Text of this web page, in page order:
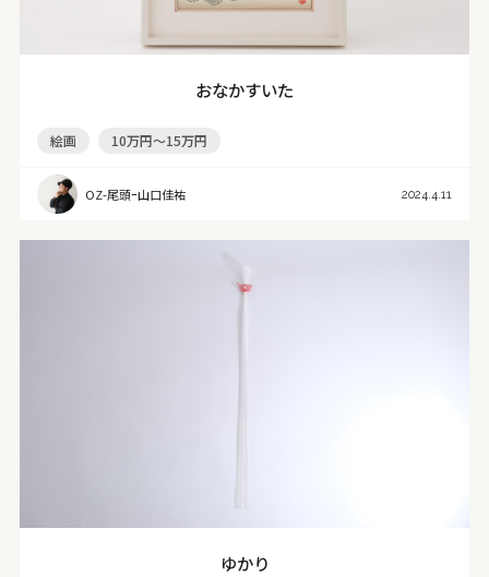
おなかすいた
絵画 10万円～15万円
OZ-尾頭ｰ山口佳祐 2024.4.11
ゆかり